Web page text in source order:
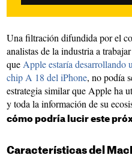
Una filtración difundida por el
analistas de la industria a
que Apple estaría desarrollando
chip A 18 del iPhone, no podía
estrategia similar que Apple ha
y toda la información de su
cómo podría lucir este
Características del